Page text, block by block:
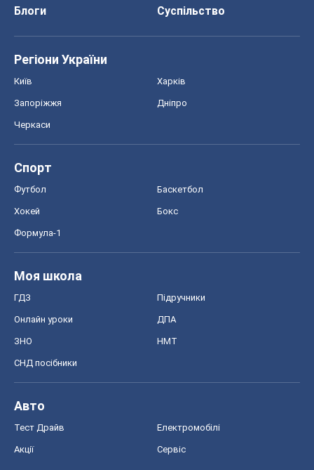
Блоги
Суспільство
Регіони України
Київ Харків
Запоріжжя Дніпро
Черкаси
Спорт
Футбол Баскетбол
Хокей Бокс
Формула-1
Моя школа
ГДЗ Підручники
Онлайн уроки ДПА
ЗНО НМТ
СНД посібники
Авто
Тест Драйв Електромобілі
Акції Сервіс